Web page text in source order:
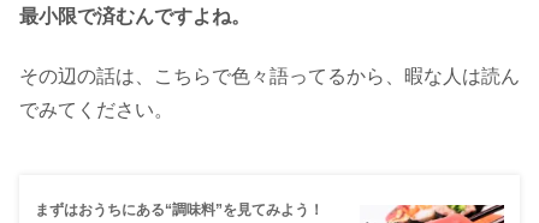
最小限で済むんですよね。
その辺の話は、こちらで色々語ってるから、暇な人は読ん
でみてください。
まずはおうちにある“調味料”を見てみよう！